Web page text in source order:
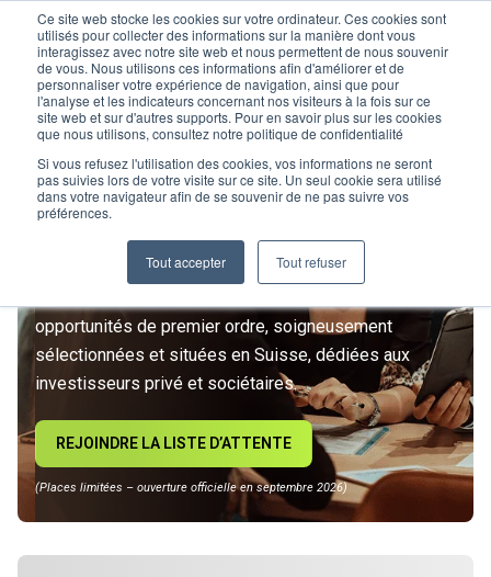
Ce site web stocke les cookies sur votre ordinateur. Ces cookies sont
utilisés pour collecter des informations sur la manière dont vous
interagissez avec notre site web et nous permettent de nous souvenir
de vous. Nous utilisons ces informations afin d'améliorer et de
personnaliser votre expérience de navigation, ainsi que pour
l'analyse et les indicateurs concernant nos visiteurs à la fois sur ce
site web et sur d'autres supports. Pour en savoir plus sur les cookies
que nous utilisons, consultez notre politique de confidentialité
Si vous refusez l'utilisation des cookies, vos informations ne seront
pas suivies lors de votre visite sur ce site. Un seul cookie sera utilisé
dans votre navigateur afin de se souvenir de ne pas suivre vos
préférences.
Tout accepter Tout refuser
L’IMMOBILIER
D’INVESTISSEMENT ENTRE
DANS UNE NOUVELLE ÈRE
Rejoignez le premier club privé d'investissement
opportunités de premier ordre, soigneusement
sélectionnées et situées en Suisse, dédiées aux
investisseurs privé et sociétaires.
REJOINDRE LA LISTE D’ATTENTE
(Places limitées – ouverture officielle en septembre 2026)